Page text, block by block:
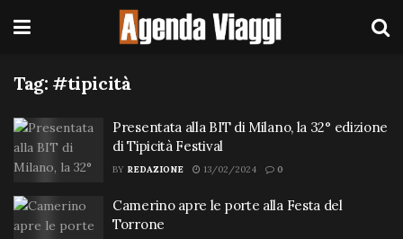
Tag: #tipicità
Presentata alla BIT di Milano, la 32° edizione
di Tipicità Festival
BY REDAZIONE 13/02/2024 0
Camerino apre le porte alla Festa del
Torrone